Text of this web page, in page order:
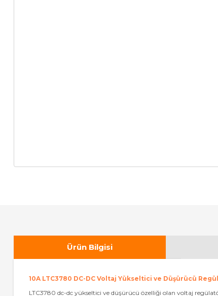
Ürün Bilgisi
10A LTC3780 DC-DC Voltaj Yükseltici ve Düşürücü
LTC3780 dc-dc yükseltici ve düşürücü özelliği olan voltaj